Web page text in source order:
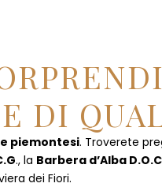
DI
piemontesi. Troverete
., la Barbera d’Alba D.O.C
dei Fiori.